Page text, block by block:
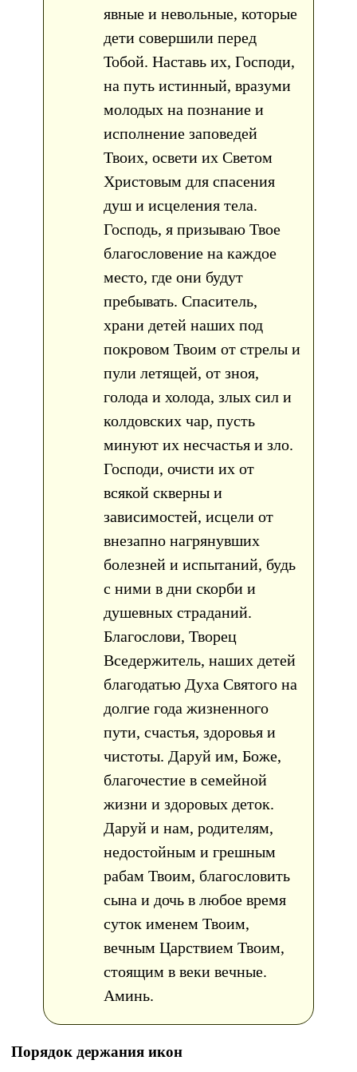
явные и невольные, которые
дети совершили перед
Тобой. Наставь их, Господи,
на путь истинный, вразуми
молодых на познание и
исполнение заповедей
Твоих, освети их Светом
Христовым для спасения
душ и исцеления тела.
Господь, я призываю Твое
благословение на каждое
место, где они будут
пребывать. Спаситель,
храни детей наших под
покровом Твоим от стрелы и
пули летящей, от зноя,
голода и холода, злых сил и
колдовских чар, пусть
минуют их несчастья и зло.
Господи, очисти их от
всякой скверны и
зависимостей, исцели от
внезапно нагрянувших
болезней и испытаний, будь
с ними в дни скорби и
душевных страданий.
Благослови, Творец
Вседержитель, наших детей
благодатью Духа Святого на
долгие года жизненного
пути, счастья, здоровья и
чистоты. Даруй им, Боже,
благочестие в семейной
жизни и здоровых деток.
Даруй и нам, родителям,
недостойным и грешным
рабам Твоим, благословить
сына и дочь в любое время
суток именем Твоим,
вечным Царствием Твоим,
стоящим в веки вечные.
Аминь.
Порядок держания икон